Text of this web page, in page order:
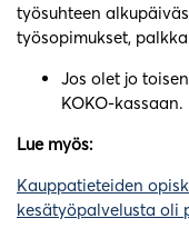
työsuhteen
työsopimukset,
Jos olet jo
KOKO-
Lue myös:
Kauppatieteiden
kesätyöpalvelusta oli